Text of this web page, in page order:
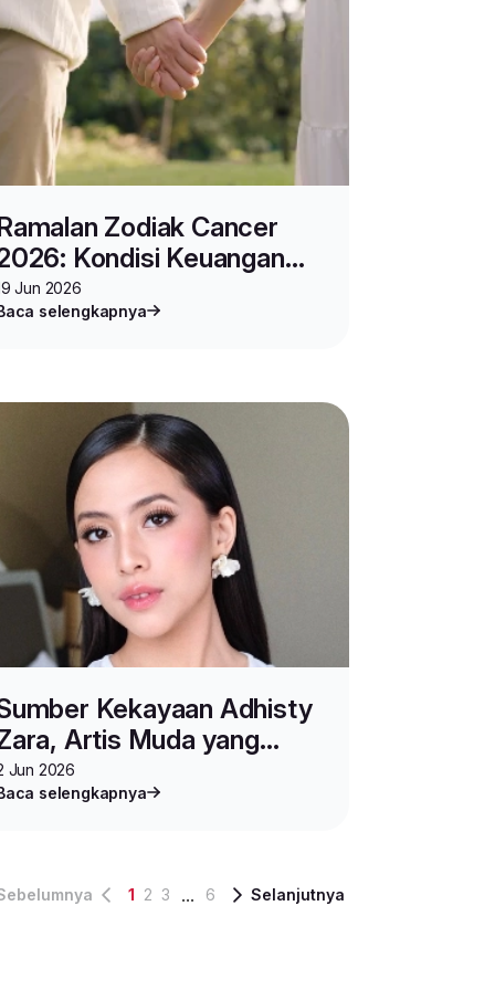
Zodiak Cancer
Kondisi Keuangan
Hubungan Asmara
Jun 2026
selengkapnya
Kekayaan Adhisty
Artis Muda yang
Pernikahan
Jun 2026
selengkapnya
1 2 3 ... 6 Selanjutnya